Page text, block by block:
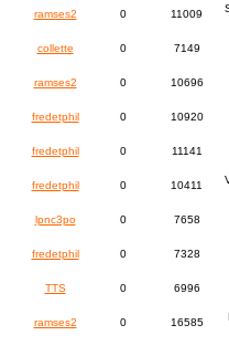
ramses2 0 11009
collette 0 7149
ramses2 0 10696
fredetphil 0 10920
fredetphil 0 11141
fredetphil 0 10411
lpnc3po 0 7658
fredetphil 0 7328
TTS 0 6996
ramses2 0 16585